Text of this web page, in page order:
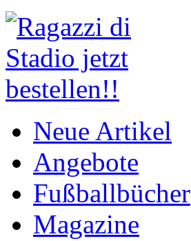
Neue Artikel
Angebote
Fußballbücher
Magazine